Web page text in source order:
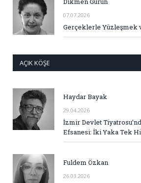
07.07.2026
Gerçeklerle Yüzleşmek
AÇIK KÖŞE
Haydar Bayak
29.04.2026
İzmir Devlet
Efsanesi: İki Yaka Tek
Fuldem Özkan
26.03.2026